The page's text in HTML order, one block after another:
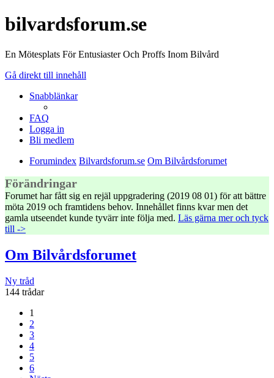
bilvardsforum.se
En Mötesplats För Entusiaster Och Proffs Inom Bilvård
Gå direkt till innehåll
Snabblänkar
FAQ
Logga in
Bli medlem
Forumindex Bilvardsforum.se Om Bilvårdsforumet
Förändringar
Forumet har fått sig en rejäl uppgradering (2019 08 01) för att bättre
möta 2019 och framtidens behov. Innehållet finns kvar men det
gamla utseendet kunde tyvärr inte följa med. Läs gärna mer och tyck
till ->
Om Bilvårdsforumet
Ny tråd
144 trådar
1
2
3
4
5
6